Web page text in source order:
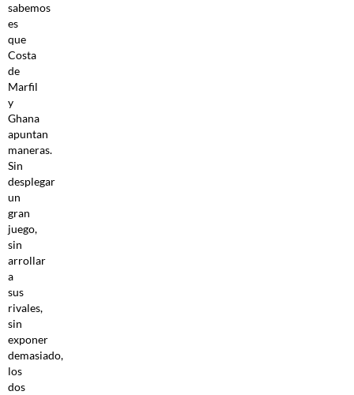
sabemos
es
que
Costa
de
Marfil
y
Ghana
apuntan
maneras.
Sin
desplegar
un
gran
juego,
sin
arrollar
a
sus
rivales,
sin
exponer
demasiado,
los
dos